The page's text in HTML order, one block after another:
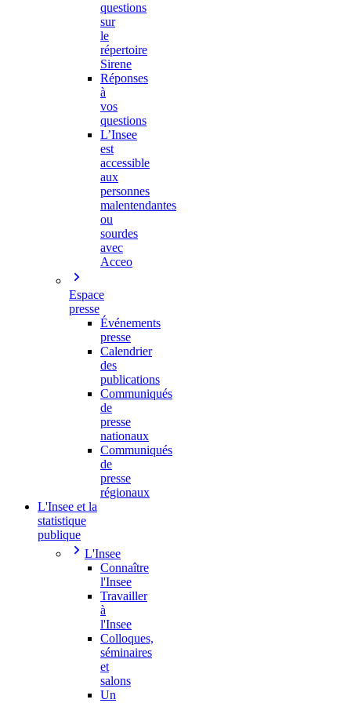
questions
sur
le
répertoire
Sirene
Réponses
à
vos
questions
L’Insee
est
accessible
aux
personnes
malentendantes
ou
sourdes
avec
Acceo
Espace
presse
Événements
presse
Calendrier
des
publications
Communiqués
de
presse
nationaux
Communiqués
de
presse
régionaux
L'Insee et la
statistique
publique
L'Insee
Connaître
l'Insee
Travailler
à
l'Insee
Colloques,
séminaires
et
salons
Un